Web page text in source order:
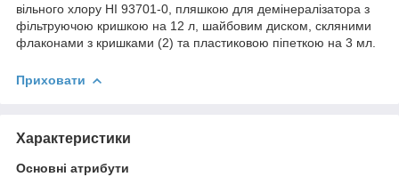
вільного хлору HI 93701-0, пляшкою для демінералізатора з
фільтруючою кришкою на 12 л, шайбовим диском, скляними
флаконами з кришками (2) та пластиковою піпеткою на 3 мл.
Приховати
Характеристики
Основні атрибути